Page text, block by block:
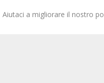
Aiutaci a migliorare il nostro